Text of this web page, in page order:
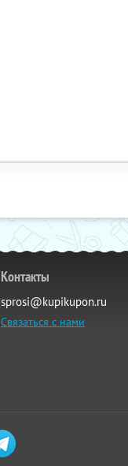
Контакты
sprosi@kupikupon.ru
Связаться с нами